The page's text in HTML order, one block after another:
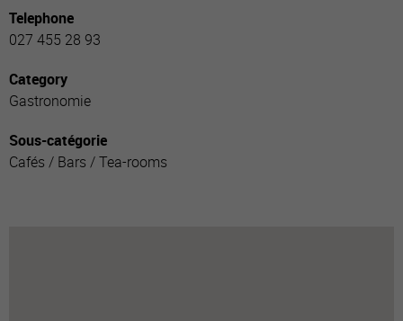
Telephone
027 455 28 93
Category
Gastronomie
Sous-catégorie
Cafés / Bars / Tea-rooms